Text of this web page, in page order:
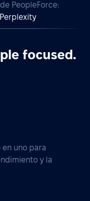
PeopleForce:
Perplexity
focused.
en uno para
y la